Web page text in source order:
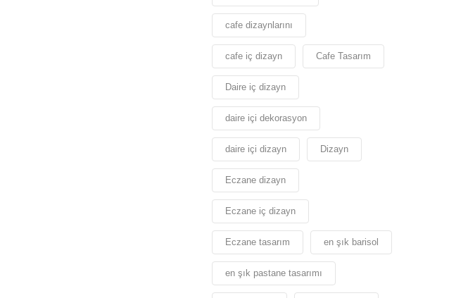
cafe dizaynlarını
cafe iç dizayn Cafe Tasarım
Daire iç dizayn
daire içi dekorasyon
daire içi dizayn Dizayn
Eczane dizayn
Eczane iç dizayn
Eczane tasarım en şık barisol
en şık pastane tasarımı